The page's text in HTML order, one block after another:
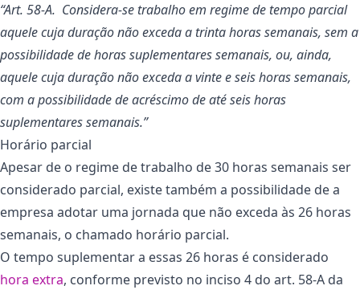
“Art. 58-A. Considera-se trabalho em regime de tempo parcial
aquele cuja duração não exceda a trinta horas semanais, sem a
possibilidade de horas suplementares semanais, ou, ainda,
aquele cuja duração não exceda a vinte e seis horas semanais,
com a possibilidade de acréscimo de até seis horas
suplementares semanais.”
Horário parcial
Apesar de o regime de trabalho de 30 horas semanais ser
considerado parcial, existe também a possibilidade de a
empresa adotar uma jornada que não exceda às 26 horas
semanais, o chamado horário parcial.
O tempo suplementar a essas 26 horas é considerado
hora extra, conforme previsto no inciso 4 do art. 58-A da